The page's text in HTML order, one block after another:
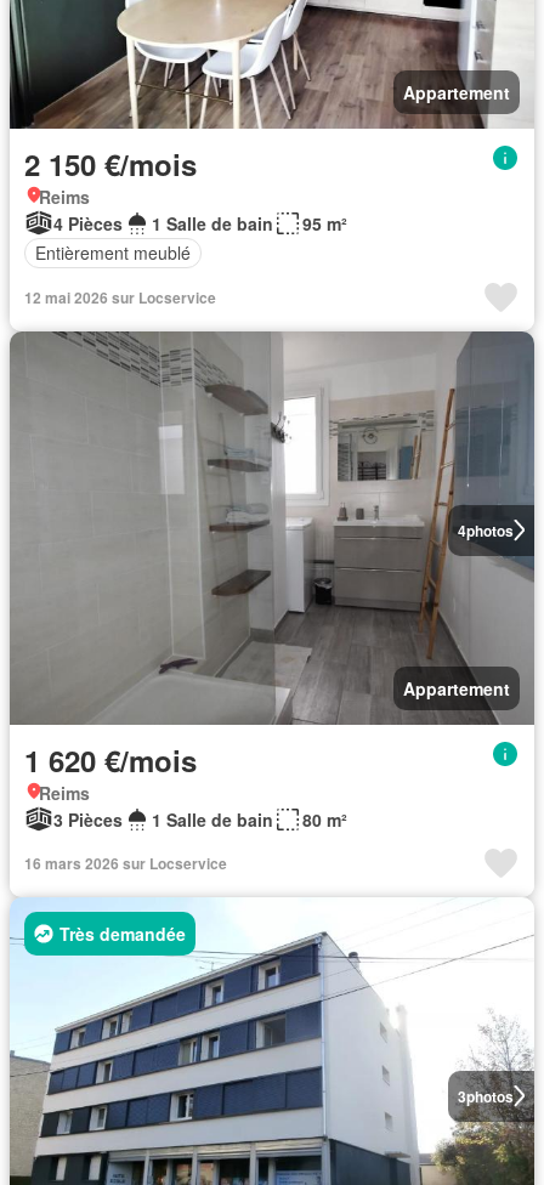
Appartement
2 150 €/mois
Reims
4 Pièces
1 Salle de bain
95 m²
Entièrement meublé
12 mai 2026 sur Locservice
4photos
Appartement
1 620 €/mois
Reims
3 Pièces
1 Salle de bain 80 m²
16 mars 2026 sur Locservice
3photos
Très demandée